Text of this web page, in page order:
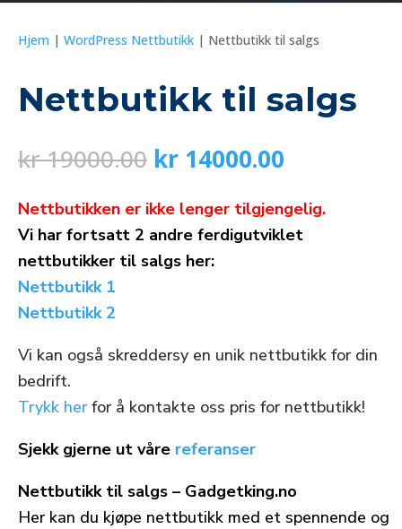
Hjem | WordPress Nettbutikk | Nettbutikk til salgs
Nettbutikk til salgs
kr19000.00 Opprinnelig
pris
var:
kr 19000.00.
kr 14000.00
er:
kr
Nettbutikken er ikke lenger tilgjengelig.
Vi har fortsatt 2 andre ferdigutviklet
nettbutikker til salgs her:
Nettbutikk 1
Nettbutikk 2
Vi kan også skreddersy en unik nettbutikk for din
bedrift.
Trykk herfor å kontakte oss pris for nettbutikk!
Sjekk gjerne ut våre referanser
Nettbutikk til salgs – Gadgetking.no
Her kan du kjøpe nettbutikk med et spennende og